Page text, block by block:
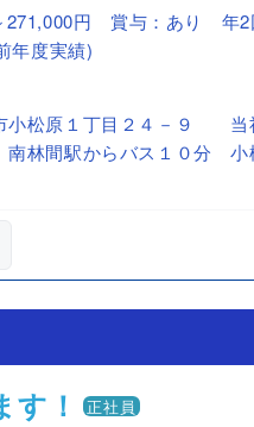
271,000円 賞与：あり 年
年度実績)
小松原１丁目２４－９
林間駅からバス１０分 小
！ 正社員